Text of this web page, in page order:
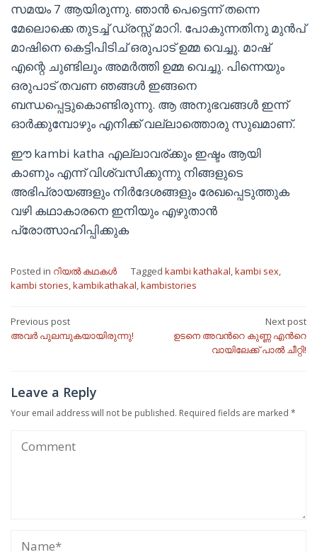
സമയം 7 ആയിരുന്നു. ഞാൻ പെട്ടെന്ന് തന്നെ
മേലൊക്കെ തുടച്ച് ഡ്രസ്സ് മാറി. പോകുന്നതിനു മുൻപ്
മാഷിനെ കെട്ടിപിടിച് ഒരുപാട് ഉമ്മ വെച്ചു. മാഷ്‌
എന്റെ ചുണ്ടിലും അമർത്തി ഉമ്മ വെച്ചു. പിന്നെയും
ഒരുപാട് തവണ ഞങ്ങൾ ഇങ്ങനെ
ബന്ധപ്പെട്ടുകൊണ്ടിരുന്നു. ആ അനുഭവങ്ങൾ ഇന്ന്
ഓർക്കുമ്പോഴും എനിക്ക് വല്ലാത്തൊരു സുഖമാണ്.
ഈ kambi katha എല്ലാവര്ക്കും ഇഷ്ടം ആയി
കാണും എന്ന് വിശ്വസിക്കുന്നു നിങ്ങളുടെ
അഭിപ്രായങ്ങളും നിർദേശങ്ങളും രേഖപ്പെടുത്തുക
വഴി കഥാകാരനെ ഇനിയും എഴുതാൻ
പ്രോത്സാഹിപ്പിക്കുക
Posted in റിയൽ കഥകൾ Tagged kambi kathakal,kambi sex,
kambi stories,kambikathakal,kambistories
Post
navigation
Previous post
അവർ പുലമ്പുകയായിരുന്നു!
Next post
ഉടനെ അവൻറെ കുണ്ണ എൻറെ
വായിലേക്ക് പാൽ ചീറ്റി!
Leave a Reply
Your email address will not be published. Required fields are marked *